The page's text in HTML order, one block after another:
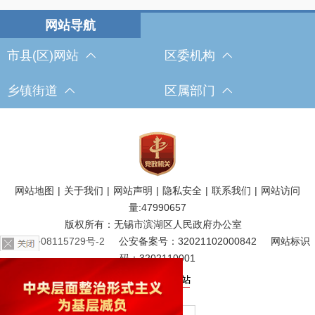
市县(区)网站 区委机构
乡镇街道 区属部门
网站地图 | 关于我们 | 网站声明 | 隐私安全 | 联系我们 | 网站访问
量:47990657
版权所有：无锡市滨湖区人民政府办公室
苏ICP备08115729号-2
公安备案号：32021102000842
网站标识
码：3202110001